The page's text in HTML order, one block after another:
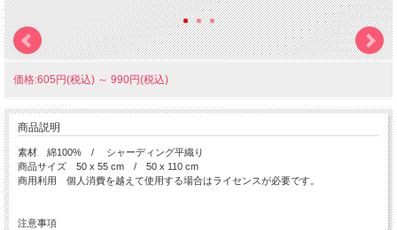
価格:605円(税込) ～ 990円(税込)
商品説明
素材 綿100% / シャーディング平織り
商品サイズ 50 x 55 cm / 50 x 110 cm
商用利用 個人消費を越えて使用する場合はライセンスが必要です。
注意事項